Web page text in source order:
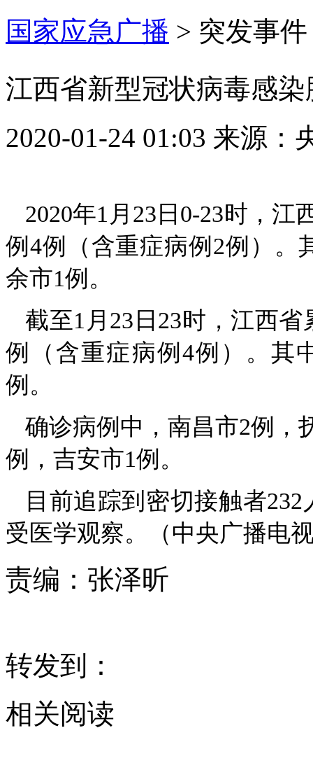
国家应急广播 > 突发事件
江西省新型冠状病毒感
2020-01-24 01:03 来源：
2020年1月23日0-23时，
例4例（含重症病例2例）。
余市1例。
截至1月23日23时，江西
例（含重症病例4例）。其
例。
确诊病例中，南昌市2例，
例，吉安市1例。
目前追踪到密切接触者
受医学观察。（中央广播电
责编： 张泽昕
转发到：
相关阅读